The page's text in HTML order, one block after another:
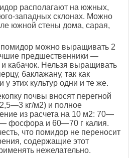
располагают на южных,
западных склонах. Можно
южной стены дома, сарая,
можно выращивать 2
предшественники —
и кабачок. Нельзя выращивать
баклажану, так как
у этих культур одни и те же.
почвы вносят перегной
кг/м2) и полное
из расчета на 10 м2: 70—
фосфора и 60—70 г калия.
что помидор не переносит
содержащие этот
нежелательно.